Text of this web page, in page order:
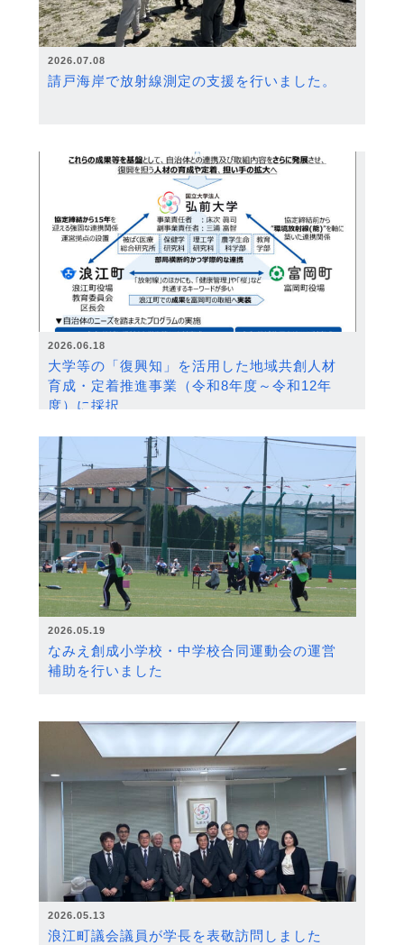
2026.07.08
請戸海岸で放射線測定の支援を行いました。
2026.06.18
大学等の「復興知」を活用した地域共創人材
育成・定着推進事業（令和8年度～令和12年
度）に採択
2026.05.19
なみえ創成小学校・中学校合同運動会の運営
補助を行いました
2026.05.13
浪江町議会議員が学長を表敬訪問しました